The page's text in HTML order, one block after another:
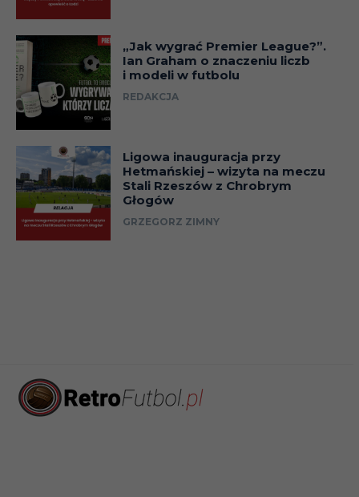
„Jak wygrać Premier League?”.
Ian Graham o znaczeniu liczb
i modeli w futbolu
REDAKCJA
Ligowa inauguracja przy
Hetmańskiej – wizyta na meczu
Stali Rzeszów z Chrobrym
Głogów
GRZEGORZ ZIMNY